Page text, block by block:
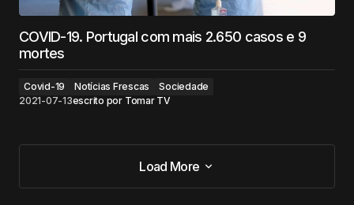
COVID-19. Portugal com mais 2.650 casos e 9
mortes
Covid-19 Notícias Frescas
Sociedade
2021-07-13escrito por Tomar TV
Load More
Load More